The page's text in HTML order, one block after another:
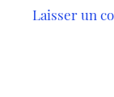
Laisser un